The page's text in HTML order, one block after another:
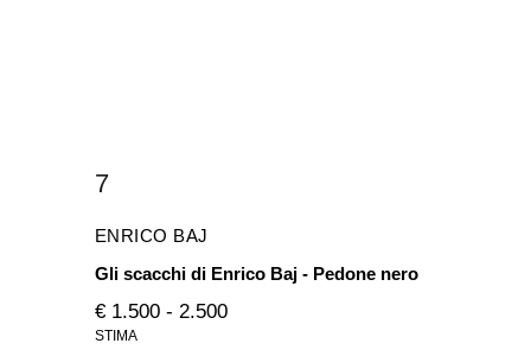
7
ENRICO BAJ
Gli scacchi di Enrico Baj - Pedone nero
€ 1.500 - 2.500
STIMA